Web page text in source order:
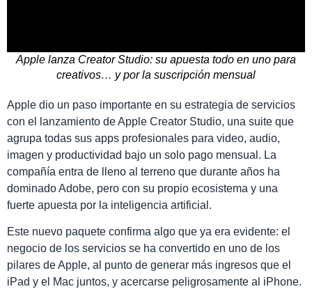
Apple lanza Creator Studio: su apuesta todo en uno para
creativos… y por la suscripción mensual
Apple dio un paso importante en su estrategia de servicios
con el lanzamiento de Apple Creator Studio, una suite que
agrupa todas sus apps profesionales para video, audio,
imagen y productividad bajo un solo pago mensual. La
compañía entra de lleno al terreno que durante años ha
dominado Adobe, pero con su propio ecosistema y una
fuerte apuesta por la inteligencia artificial.
Este nuevo paquete confirma algo que ya era evidente: el
negocio de los servicios se ha convertido en uno de los
pilares de Apple, al punto de generar más ingresos que el
iPad y el Mac juntos, y acercarse peligrosamente al iPhone.